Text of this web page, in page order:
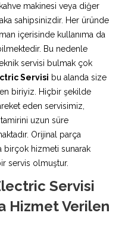
makinesi veya diğer
sahipsinizdir. Her üründe
içerisinde kullanıma da
Bu nedenle
servisi bulmak çok
Servisi bu alanda size
biriyiz. Hiçbir şekilde
eden servisimiz,
uzun süre
Orijinal parça
birçok hizmeti sunarak
servis olmuştur.
Servisi
Hizmet Verilen